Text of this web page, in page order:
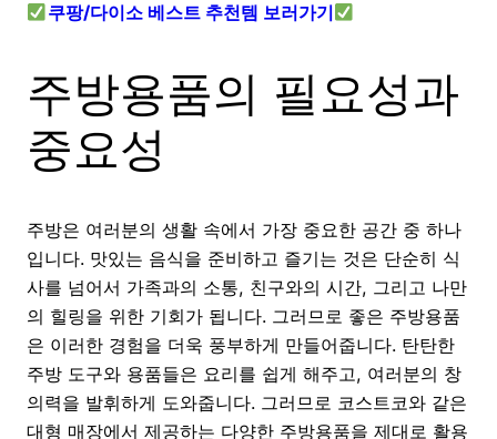
쿠팡/다이소 베스트 추천템 보러가기
주방용품의 필요성과
중요성
주방은 여러분의 생활 속에서 가장 중요한 공간 중 하나
입니다. 맛있는 음식을 준비하고 즐기는 것은 단순히 식
사를 넘어서 가족과의 소통, 친구와의 시간, 그리고 나만
의 힐링을 위한 기회가 됩니다. 그러므로 좋은 주방용품
은 이러한 경험을 더욱 풍부하게 만들어줍니다. 탄탄한
주방 도구와 용품들은 요리를 쉽게 해주고, 여러분의 창
의력을 발휘하게 도와줍니다. 그러므로 코스트코와 같은
대형 매장에서 제공하는 다양한 주방용품을 제대로 활용